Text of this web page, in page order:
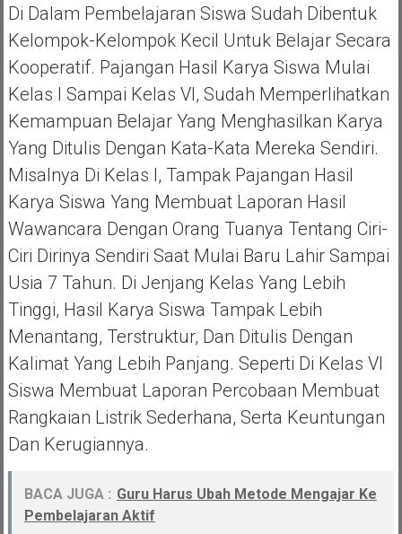
Di Dalam Pembelajaran Siswa Sudah Dibentuk
Kelompok-Kelompok Kecil Untuk Belajar Secara
Kooperatif. Pajangan Hasil Karya Siswa Mulai
Kelas I Sampai Kelas VI, Sudah Memperlihatkan
Kemampuan Belajar Yang Menghasilkan Karya
Yang Ditulis Dengan Kata-Kata Mereka Sendiri.
Misalnya Di Kelas I, Tampak Pajangan Hasil
Karya Siswa Yang Membuat Laporan Hasil
Wawancara Dengan Orang Tuanya Tentang Ciri-
Ciri Dirinya Sendiri Saat Mulai Baru Lahir Sampai
Usia 7 Tahun. Di Jenjang Kelas Yang Lebih
Tinggi, Hasil Karya Siswa Tampak Lebih
Menantang, Terstruktur, Dan Ditulis Dengan
Kalimat Yang Lebih Panjang. Seperti Di Kelas VI
Siswa Membuat Laporan Percobaan Membuat
Rangkaian Listrik Sederhana, Serta Keuntungan
Dan Kerugiannya.
BACA JUGA : Guru Harus Ubah Metode Mengajar Ke
Pembelajaran Aktif